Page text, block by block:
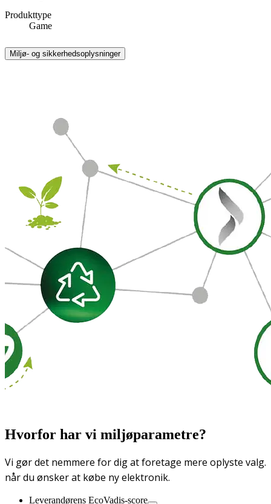
Produkttype
Game
Miljø- og sikkerhedsoplysninger
Hvorfor har vi miljøparametre?
Vi gør det nemmere for dig at foretage mere oplyste valg.
når du ønsker at købe ny elektronik.
Leverandørens EcoVadis-score